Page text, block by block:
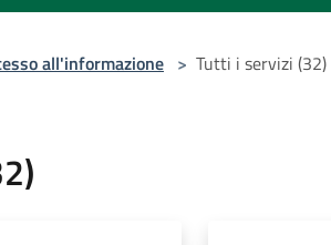
all'informazione > Tutti i servizi (32)